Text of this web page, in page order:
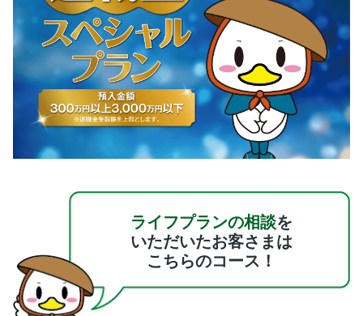
ライフプランの相談を
いただいたお客さまは
こちらのコース！